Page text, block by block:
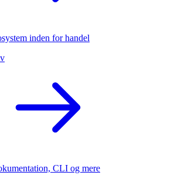
inden for handel
CLI og mere